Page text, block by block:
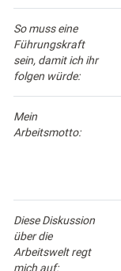
So muss eine
Führungskraft
sein, damit ich ihr
folgen würde:
Mein
Arbeitsmotto:
Diese Diskussion
über die
Arbeitswelt regt
mich auf: